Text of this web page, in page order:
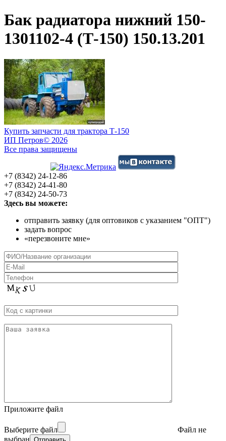
Бак радиатора нижний 150-
1301102-4 (Т-150) 150.13.201
Купить запчасти для трактора Т-150
ИП Петров© 2026
Все права защищены
+7 (8342) 24-12-86
+7 (8342) 24-41-80
+7 (8342) 24-50-73
Здесь вы можете:
отправить заявку (для оптовиков с указанием "ОПТ")
задать вопрос
«перезвоните мне»
Приложите файл
Выберите файл
Файл не
выбран